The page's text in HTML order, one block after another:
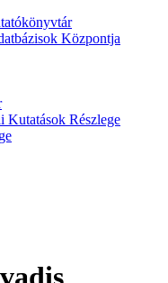
Központja
Kutatások Részlege